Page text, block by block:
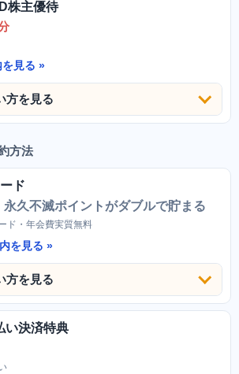
株主優待
見る
方を見る
方法
ド
久不滅ポイントがダブルで貯まる
ド・年会費実質無料
を見る
方を見る
い決済特典